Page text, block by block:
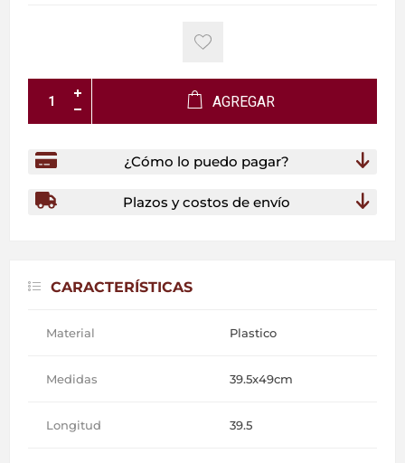
AGREGAR
¿Cómo lo puedo pagar?
Plazos y costos de envío
CARACTERÍSTICAS
Material Plastico
Medidas 39.5x49cm
Longitud 39.5